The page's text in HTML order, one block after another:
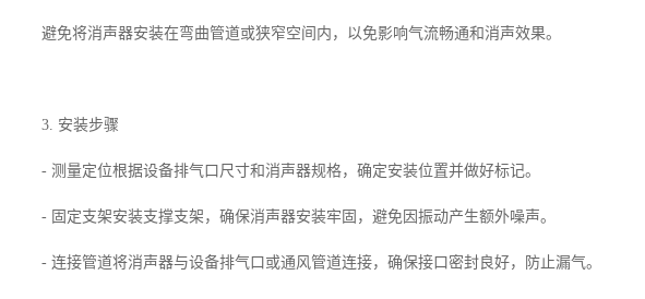
避免将消声器安装在弯曲管道或狭窄空间内，以免影响气流畅通和消声效果。
3. 安装步骤
- 测量定位根据设备排气口尺寸和消声器规格，确定安装位置并做好标记。
- 固定支架安装支撑支架，确保消声器安装牢固，避免因振动产生额外噪声。
- 连接管道将消声器与设备排气口或通风管道连接，确保接口密封良好，防止漏气。